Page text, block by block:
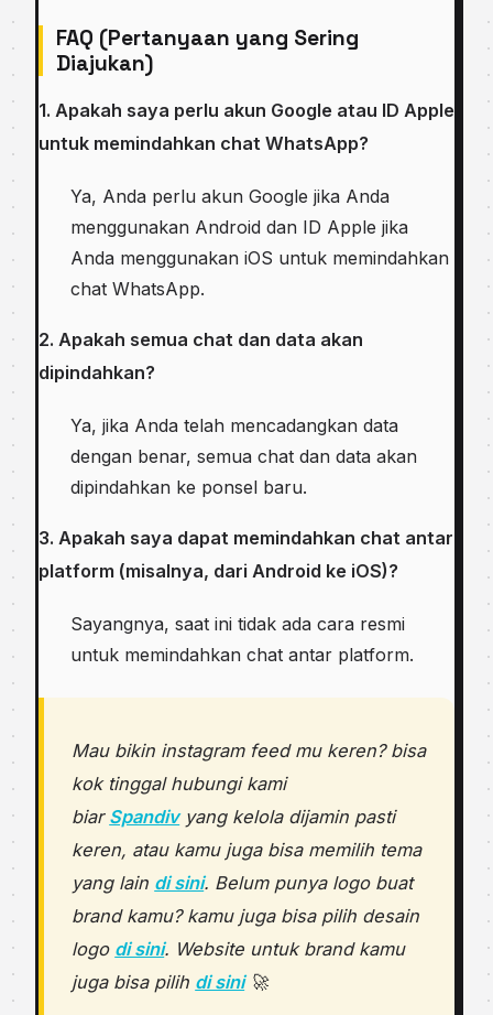
FAQ (Pertanyaan yang Sering
Diajukan)
1. Apakah saya perlu akun Google atau ID Apple
untuk memindahkan chat WhatsApp?
Ya, Anda perlu akun Google jika Anda
menggunakan Android dan ID Apple jika
Anda menggunakan iOS untuk memindahkan
chat WhatsApp.
2. Apakah semua chat dan data akan
dipindahkan?
Ya, jika Anda telah mencadangkan data
dengan benar, semua chat dan data akan
dipindahkan ke ponsel baru.
3. Apakah saya dapat memindahkan chat antar
platform (misalnya, dari Android ke iOS)?
Sayangnya, saat ini tidak ada cara resmi
untuk memindahkan chat antar platform.
Mau bikin instagram feed mu keren? bisa
kok tinggal hubungi kami
biar Spandivyang kelola dijamin pasti
keren, atau kamu juga bisa memilih tema
yang lain di sini. Belum punya logo buat
brand kamu? kamu juga bisa pilih desain
logo di sini. Website untuk brand kamu
juga bisa pilih di sini🚀